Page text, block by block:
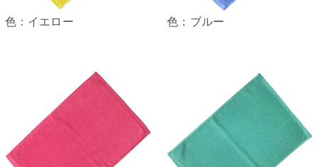
色：イエロー 色：ブルー